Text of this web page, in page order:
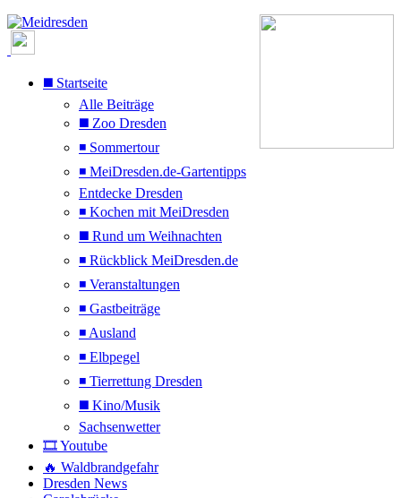
◼️ Startseite
Alle Beiträge
◼️ Zoo Dresden
◾ Sommertour
◾ MeiDresden.de-Gartentipps
Entdecke Dresden
◾ Kochen mit MeiDresden
◼️ Rund um Weihnachten
◾ Rückblick MeiDresden.de
◾ Veranstaltungen
◾ Gastbeiträge
◾ Ausland
◾ Elbpegel
◾ Tierrettung Dresden
◼️ Kino/Musik
Sachsenwetter
🎞️ Youtube
🔥 Waldbrandgefahr
Dresden News